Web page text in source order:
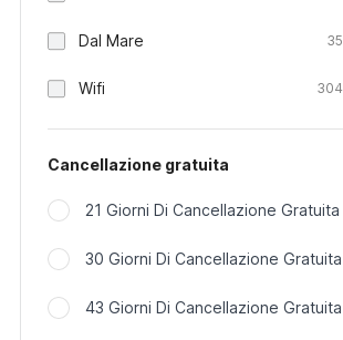
Dal Mare 35
Wifi 304
Cancellazione gratuita
21 Giorni Di Cancellazione Gratuita
30 Giorni Di Cancellazione Gratuita
43 Giorni Di Cancellazione Gratuita